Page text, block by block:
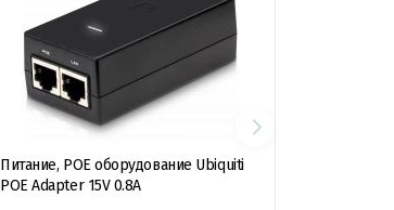
Питание, POE оборудование Ubiquiti
POE Adapter 15V 0.8A